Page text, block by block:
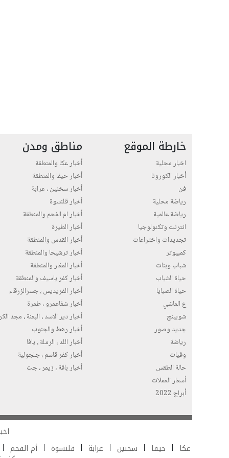
خارطة الموقع
اخبار محلية
أخبار الكورونا
فن
رياضة محلية
رياضة عالمية
انترنت وتكنولوجيا
تجديدات واختراعات
كمبيوتر
شباب وبنات
حياة الشباب
حياة الصبايا
ع الماشي
شوبينج
جديد وصور
رياضة
وفيات
حالة الطقس
أسعار العملات
أبراج 2022
مناطق ومدن
أخبار عكا والمنطقة
أخبار حيفا والمنطقة
أخبار سخنين ، عرابة
أخبار قلنسوة
أخبار ام الفحم والمنطقة
أخبار الطيرة
أخبار القدس والمنطقة
أخبار ترشيحا والمنطقة
أخبار المغار والمنطقة
أخبار كفر ياسيف والمنطقة
أخبار الفريديس ، جسرالزرقاء
أخبار شفاعمرو ، طمرة
أخبار دير الاسد ، البعنة ، مجد
أخبار رهط والجنوب
أخبار اللد ، الرملة ، يافا
أخبار كفر قاسم ، جلجولية
أخبار باقة ، زيمر ، جت
عكا
حيفا سخنين عرابة قلنسوة أم الفحم